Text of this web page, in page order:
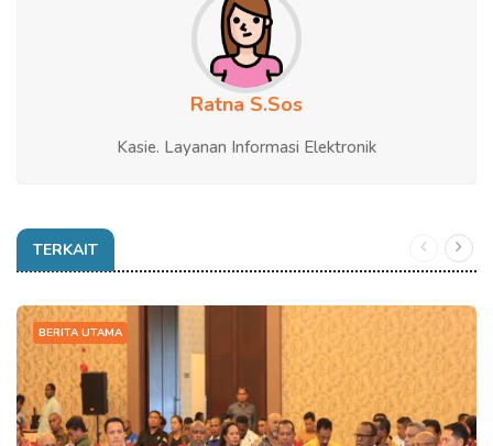
Ratna S.Sos
Kasie. Layanan Informasi Elektronik
TERKAIT
BERITA UTAMA